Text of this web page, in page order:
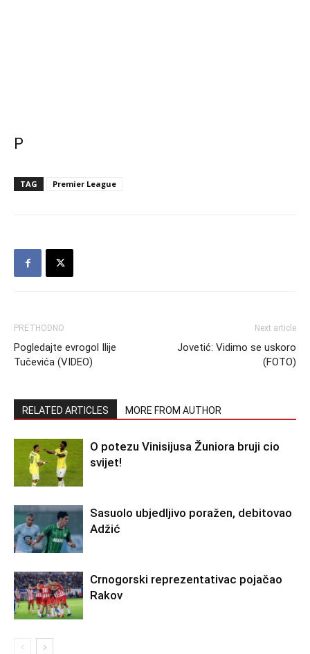
P
TAG Premier League
PRETHODNO
Pogledajte evrogol Ilije
Tučevića (VIDEO)
Next article
Jovetić: Vidimo se uskoro
(FOTO)
RELATED ARTICLES MORE FROM AUTHOR
O potezu Vinisijusa Žuniora bruji cio
svijet!
Sasuolo ubjedljivo poražen, debitovao
Adžić
Crnogorski reprezentativac pojačao
Rakov